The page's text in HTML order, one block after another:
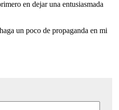
en dejar una entusiasmada
un poco de propaganda en mi